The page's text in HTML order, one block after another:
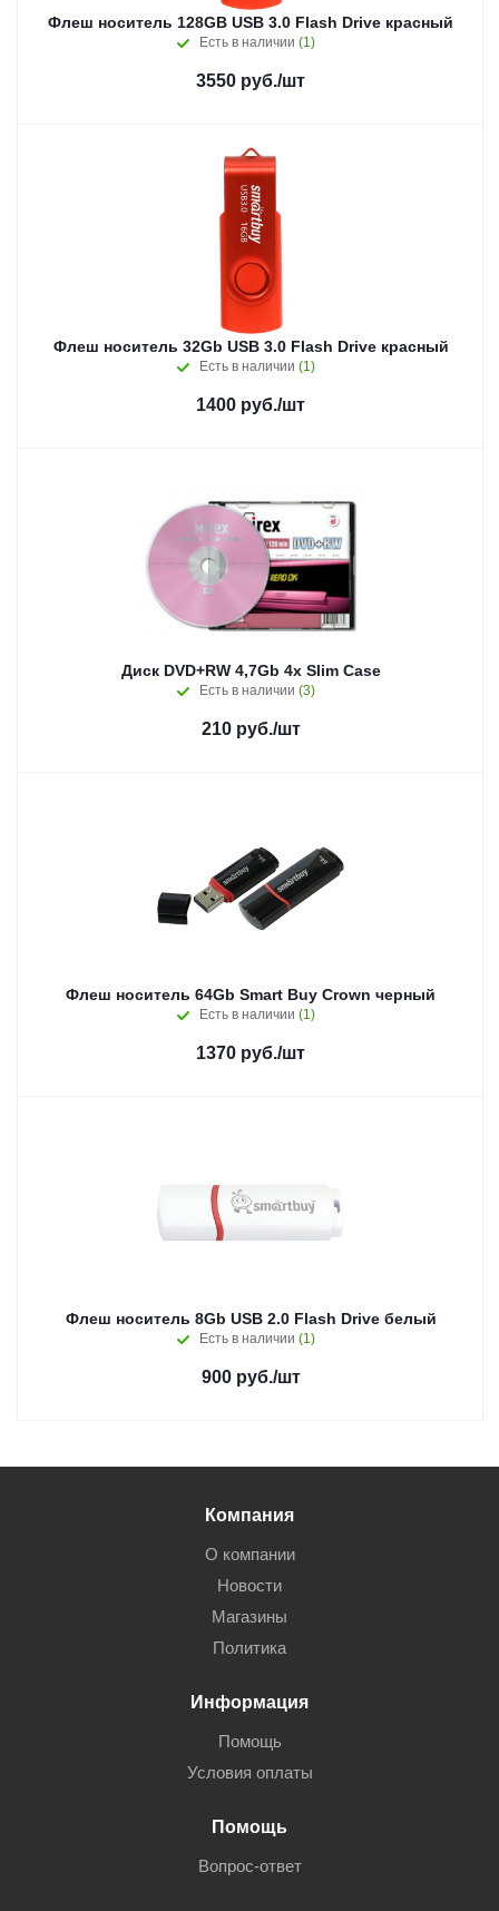
Флеш носитель 128GB USB 3.0 Flash Drive красный
Есть в наличии (1)
3550 руб./шт
Флеш носитель 32Gb USB 3.0 Flash Drive красный
Есть в наличии (1)
1400 руб./шт
Диск DVD+RW 4,7Gb 4х Slim Case
Есть в наличии (3)
210руб./шт
Флеш носитель 64Gb Smart Buy Crown черный
Есть в наличии (1)
1370 руб./шт
Флеш носитель 8Gb USB 2.0 Flash Drive белый
Есть в наличии (1)
900руб./шт
Компания
О компании
Новости
Магазины
Политика
Информация
Помощь
Условия оплаты
Помощь
Вопрос-ответ